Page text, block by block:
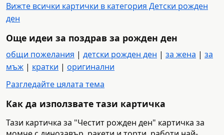
Вижте всички картички в категория Детски рожден
ден
Още идеи за поздрав за рожден ден
общи пожелания | детски рожден ден | за жена | за
мъж | кратки | оригинални
Разгледайте цялата тема
Как да използвате тази картичка
Тази картичка за "Честит рожден ден" картичка за